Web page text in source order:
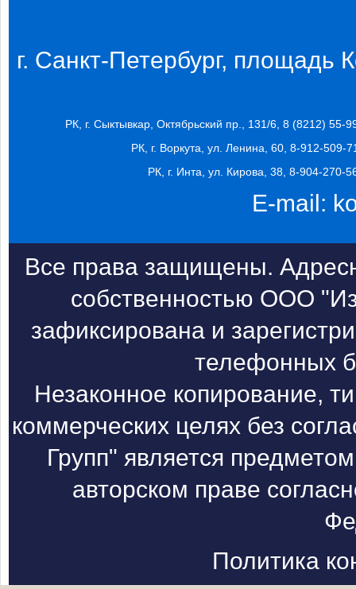
г. Санкт-Петербург, площадь
РК, г. Сыктывкар, Октябрьский пр., 131/6, 8 (8212) 55-
РК, г. Воркута, ул. Ленина, 60, 8-912-509-
РК, г. Инта, ул. Кирова, 38, 8-904-270-
E-mail:
Все права защищены.
собственностью ООО
зафиксирована и
телефонных
Незаконное копирование,
коммерческих целях без
Групп" является
авторском праве
Политика